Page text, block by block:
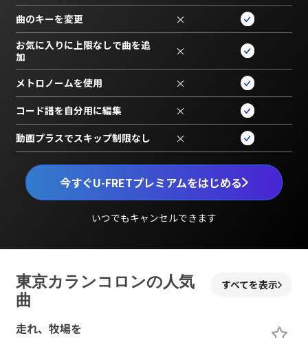
今すぐU-FRETプレミアムをはじめる
いつでもキャンセルできます
曲のキーを変更 ×
お気に入りに上限なしで曲を追
加
×
メトロノームを使用 ×
コード譜を自分用に編集 ×
動画プラスでスキップ制限なし ×
東京カランコロンの人気
曲
すべてを表示
走れ、牧場を